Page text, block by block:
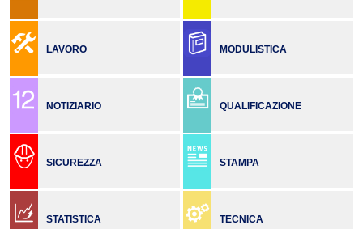
LAVORO MODULISTICA
NOTIZIARIO QUALIFICAZIONE
SICUREZZA STAMPA
STATISTICA TECNICA